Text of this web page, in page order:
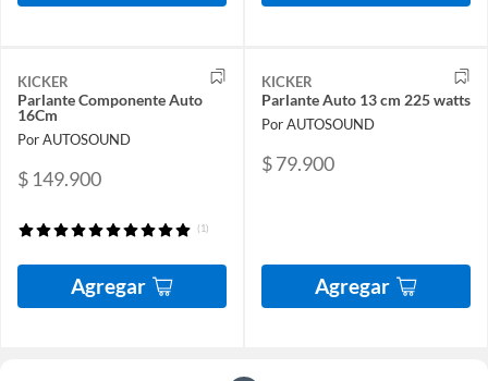
KICKER
Parlante Componente Auto
16Cm
Por AUTOSOUND
$ 149.900
(1)
Agregar
KICKER
Parlante Auto 13 cm 225 watts
Por AUTOSOUND
$ 79.900
Agregar